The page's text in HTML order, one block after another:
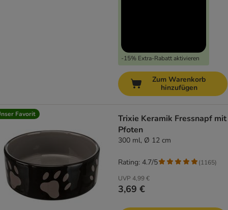
-15% Extra-Rabatt aktivieren
Zum Warenkorb
hinzufügen
Favorit
Trixie Keramik Fressnapf mit
Pfoten
300 ml, Ø 12 cm
UVP 4,99 €
3,69 €
Rating: 4.7/5 (1165)